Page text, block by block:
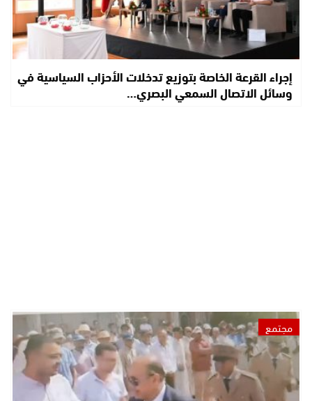
إجراء القرعة الخاصة بتوزيع تدخلات الأحزاب السياسية في
وسائل الاتصال السمعي البصري…
مجتمع